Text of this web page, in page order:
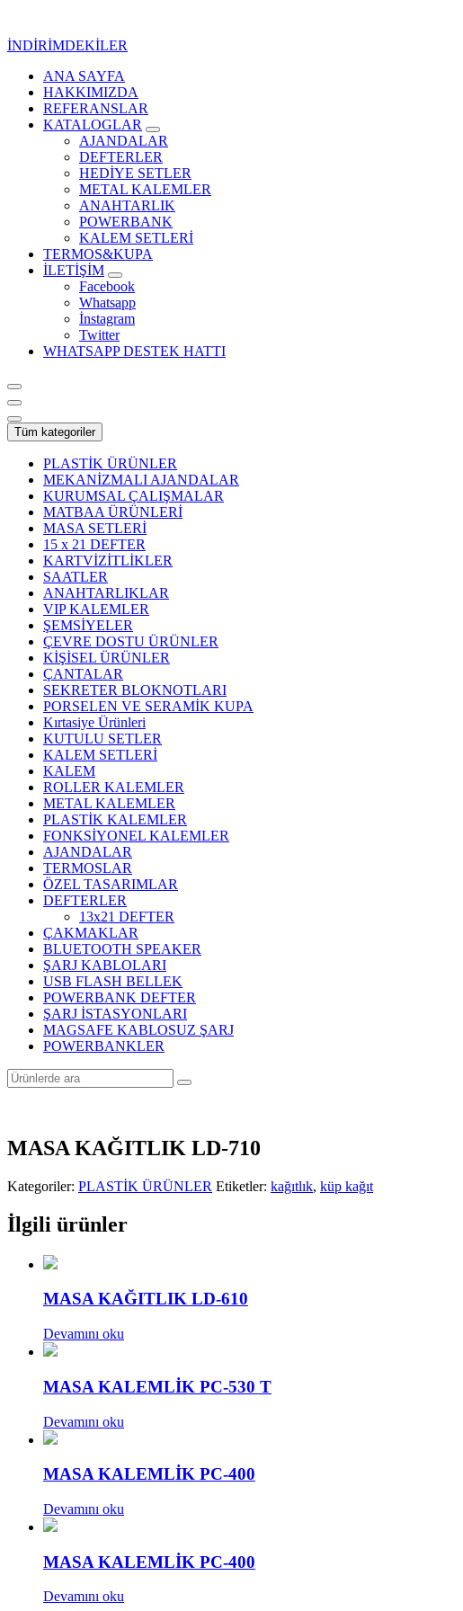
İNDİRİMDEKİLER
Kurumsal Promosyon-Hediyelik
ANA SAYFA
HAKKIMIZDA
REFERANSLAR
KATALOGLAR
AJANDALAR
DEFTERLER
HEDİYE SETLER
METAL KALEMLER
ANAHTARLIK
POWERBANK
KALEM SETLERİ
TERMOS&KUPA
İLETİŞİM
Facebook
Whatsapp
İnstagram
Twitter
WHATSAPP DESTEK HATTI
Tüm kategoriler
PLASTİK ÜRÜNLER
MEKANİZMALI AJANDALAR
KURUMSAL ÇALIŞMALAR
MATBAA ÜRÜNLERİ
MASA SETLERİ
15 x 21 DEFTER
KARTVİZİTLİKLER
SAATLER
ANAHTARLIKLAR
VIP KALEMLER
ŞEMSİYELER
ÇEVRE DOSTU ÜRÜNLER
KİŞİSEL ÜRÜNLER
ÇANTALAR
SEKRETER BLOKNOTLARI
PORSELEN VE SERAMİK KUPA
Kırtasiye Ürünleri
KUTULU SETLER
KALEM SETLERİ
KALEM
ROLLER KALEMLER
METAL KALEMLER
PLASTİK KALEMLER
FONKSİYONEL KALEMLER
AJANDALAR
TERMOSLAR
ÖZEL TASARIMLAR
DEFTERLER
13x21 DEFTER
ÇAKMAKLAR
BLUETOOTH SPEAKER
ŞARJ KABLOLARI
USB FLASH BELLEK
POWERBANK DEFTER
ŞARJ İSTASYONLARI
MAGSAFE KABLOSUZ ŞARJ
POWERBANKLER
MASA KAĞITLIK LD-710
Kategoriler: PLASTİK ÜRÜNLER Etiketler: kağıtlık, küp kağıt
İlgili ürünler
MASA KAĞITLIK LD-610
Devamını oku
MASA KALEMLİK PC-530 T
Devamını oku
MASA KALEMLİK PC-400
Devamını oku
MASA KALEMLİK PC-400
Devamını oku